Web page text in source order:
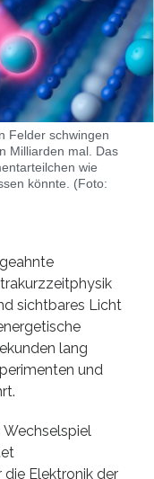
Felder schwingen
Milliarden mal. Das
wie
könnte. (Foto:
sichtbares Licht
lang
und
Wechselspiel
Elektronik der